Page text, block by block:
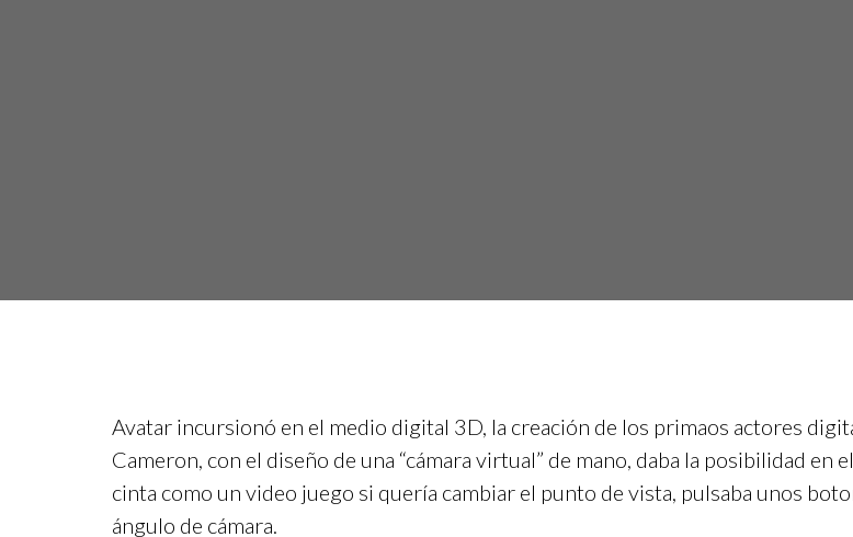
Avatar incursionó en el medio digital 3D, la creación de los primaos actores
Cameron, con el diseño de una “cámara virtual” de mano, daba la posibilidad
cinta como un video juego si quería cambiar el punto de vista, pulsaba unos
ángulo de cámara.